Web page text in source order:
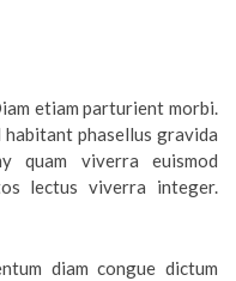
etiam parturient morbi.
phasellus gravida
quam viverra euismod
lectus viverra integer.
diam congue dictum